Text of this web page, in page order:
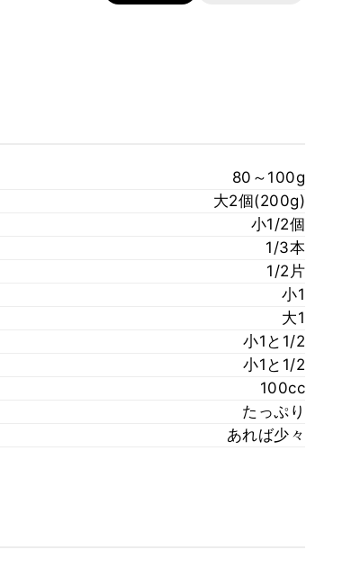
80～100g
大2個(200g)
小1/2個
1/3本
1/2片
小1
大1
小1と1/2
小1と1/2
100cc
たっぷり
あれば少々